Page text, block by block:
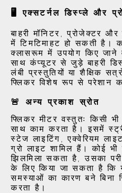
🖥️ एक्सटर्नल डिस्प्ले और
बाहरी मॉनिटर, प्रोजेक्टर
में टिमटिमाहट हो सकती है।
क्लासरूम में उपयोग किए जाने
साथ कंप्यूटर से जुड़े बाहरी
लंबी प्रस्तुतियों या शैक्षिक
फ्लिकर विशेष रूप से परेशान
🚨 अन्य प्रकाश स्रोत
फ्लिकर मीटर वस्तुतः किसी
साथ काम करता है। इसमें
स्टेज लाइटिंग, एक्वेरियम
ग्रो लाइट शामिल हैं। कोई
झिलमिला सकता है, उसका
के लिए किया जा सकता है कि
समस्याओं का कारण बने बिना
करता है।